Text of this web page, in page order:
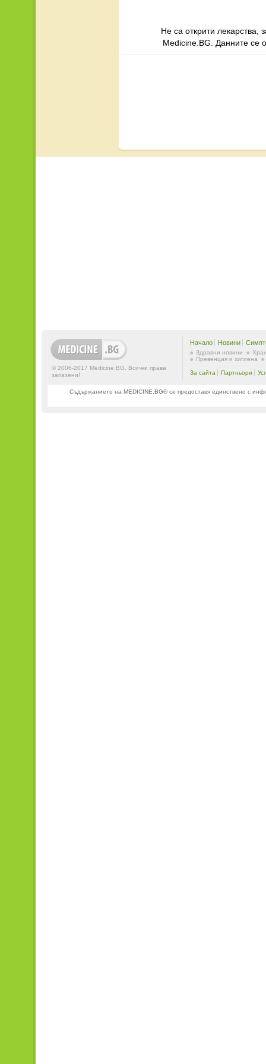
Не са открити лекарства,
Medicine.BG. Данните се
© 2006-2017 Medicine.BG. Всички права
запазени!
Начало Новини
Здравни новини
Превенция и хигиена
За сайта Партньори
Съдържанието на MEDICINE.BG® се предоставя единствено с